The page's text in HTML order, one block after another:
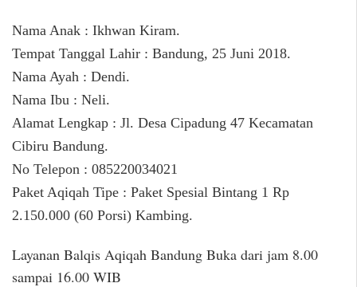
Nama Anak : Ikhwan Kiram.
Tempat Tanggal Lahir : Bandung, 25 Juni 2018.
Nama Ayah : Dendi.
Nama Ibu : Neli.
Alamat Lengkap : Jl. Desa Cipadung 47 Kecamatan
Cibiru Bandung.
No Telepon : 085220034021
Paket Aqiqah Tipe : Paket Spesial Bintang 1 Rp
2.150.000 (60 Porsi) Kambing.
Layanan Balqis Aqiqah Bandung Buka dari jam 8.00
sampai 16.00 WIB